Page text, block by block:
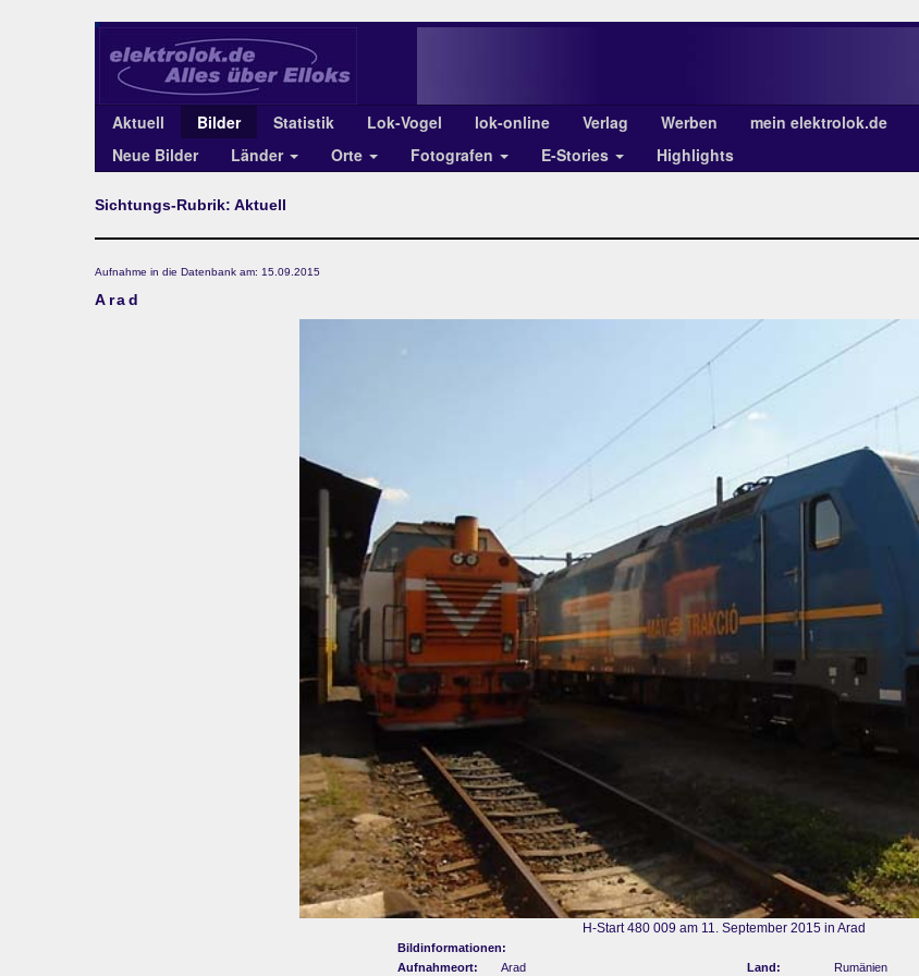
Aktuell Bilder Statistik Lok-Vogel lok-online Verlag Werben mein elektrolok.de
Neue Bilder
Länder Orte Fotografen E-Stories Highlights
Sichtungs-Rubrik: Aktuell
Aufnahme in die Datenbank am: 15.09.2015
Arad
H-Start 480 009 am 11. September 2015 in Arad
Bildinformationen:
Aufnahmeort:
Arad Land: Rumänien